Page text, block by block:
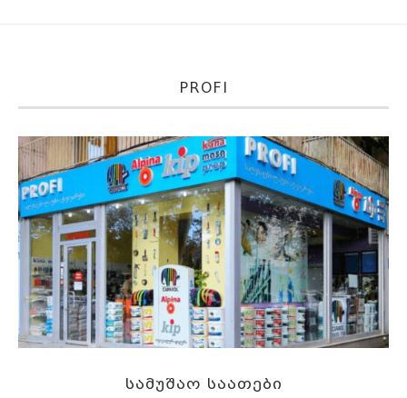
PROFI
ᲡᲐᲛᲣᲨᲐᲝ ᲡᲐᲐᲗᲔᲑᲘ